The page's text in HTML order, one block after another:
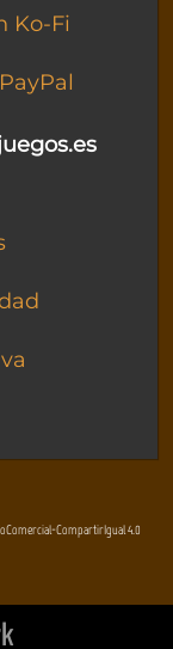
Ko-Fi
CompartirIgual 4.0